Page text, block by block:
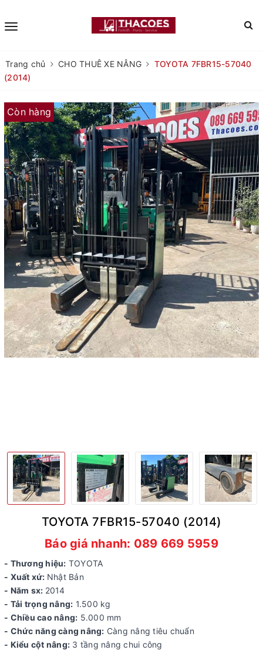
Trang chủ CHO THUÊ XE NÂNG
TOYOTA 7FBR15-57040
(2014)
Còn hàng
TOYOTA 7FBR15-57040 (2014)
Báo giá nhanh: 089 669 5959
- Thương hiệu: TOYOTA
- Xuất xứ: Nhật Bản
- Năm sx: 2014
- Tải trọng nâng: 1.500 kg
- Chiều cao nâng: 5.000 mm
- Chức năng càng nâng: Càng nâng tiêu chuẩn
- Kiểu cột nâng: 3 tầng nâng chui công